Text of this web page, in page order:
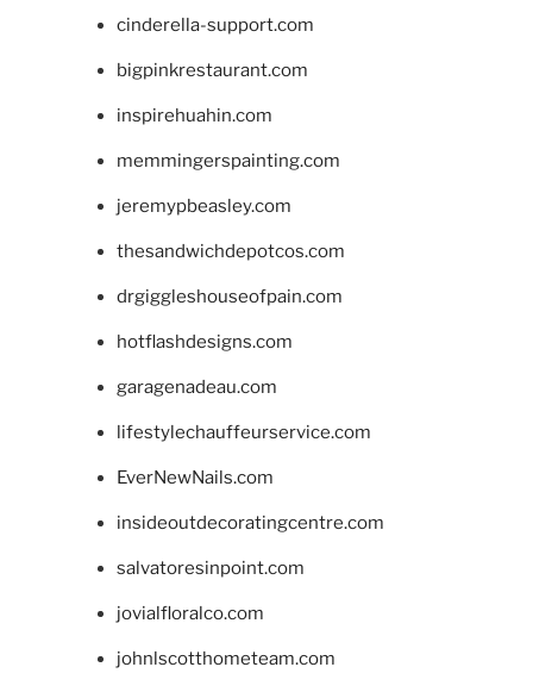
cinderella-support.com
bigpinkrestaurant.com
inspirehuahin.com
memmingerspainting.com
jeremypbeasley.com
thesandwichdepotcos.com
drgiggleshouseofpain.com
hotflashdesigns.com
garagenadeau.com
lifestylechauffeurservice.com
EverNewNails.com
insideoutdecoratingcentre.com
salvatoresinpoint.com
jovialfloralco.com
johnlscotthometeam.com